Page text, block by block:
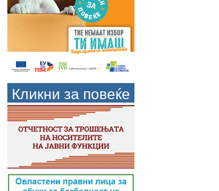
Кликни за повеќе